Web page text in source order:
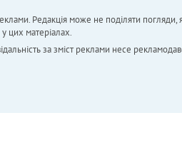
Редакція може не поділяти погляди,
цих матеріалах.
за зміст реклами несе